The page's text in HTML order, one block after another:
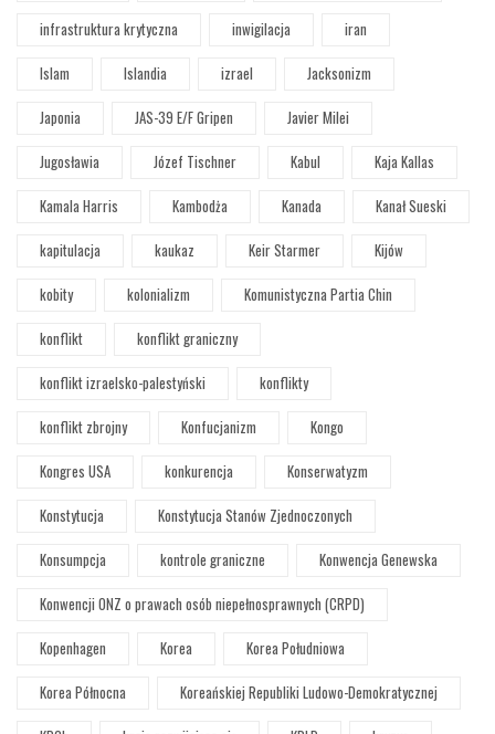
infrastruktura krytyczna
inwigilacja
iran
Islam
Islandia izrael
Jacksonizm
Japonia
JAS-39 E/F Gripen
Javier Milei
Jugosławia
Józef Tischner Kabul
Kaja Kallas
Kamala Harris
Kambodża Kanada
Kanał Sueski
kapitulacja
kaukaz Keir Starmer
Kijów
kobity
kolonializm
Komunistyczna Partia Chin
konflikt
konflikt graniczny
konflikt izraelsko-palestyński
konflikty
konflikt zbrojny
Konfucjanizm
Kongo
Kongres USA
konkurencja
Konserwatyzm
Konstytucja
Konstytucja Stanów Zjednoczonych
Konsumpcja
kontrole graniczne
Konwencja Genewska
Konwencji ONZ o prawach osób niepełnosprawnych (CRPD)
Kopenhagen
Korea
Korea Południowa
Korea Północna
Koreańskiej Republiki Ludowo-Demokratycznej